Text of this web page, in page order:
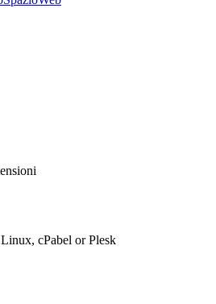
cPabel or Plesk